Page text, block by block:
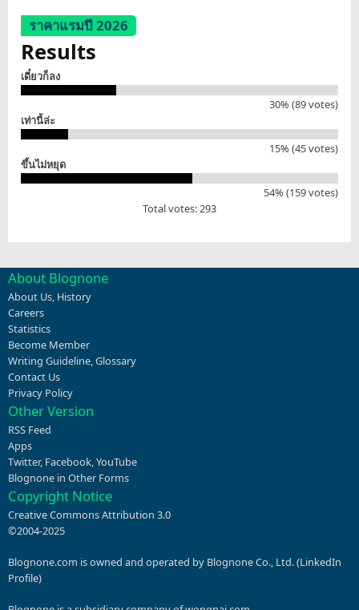
ราคาแรมปี 2026
Results
เดี๋ยวก็ลง
30% (89 votes)
เท่านี้ล่ะ
15% (45 votes)
ขึ้นไม่หยุด
54% (159 votes)
Total votes: 293
About Blognone
About Us, History
Careers
Statistics
Become Member
Writing Guideline,Glossary
Contact Us
Privacy Policy
Other Version
RSS Feed
Apps
Twitter, Facebook,YouTube
Blognone in Other Forms
Copyright Notice
Creative Commons Attribution 3.0
©2004-2025
Blognone.com is owned and operated by Blognone Co., Ltd. (LinkedIn
Profile)